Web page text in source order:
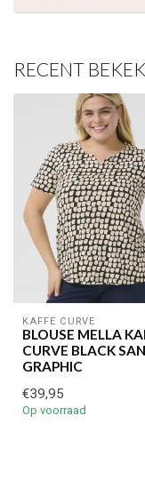
RECENT
KAFFE CURVE
BLOUSE MELLA
CURVE BLACK
GRAPHIC
€39,95
Op voorraad